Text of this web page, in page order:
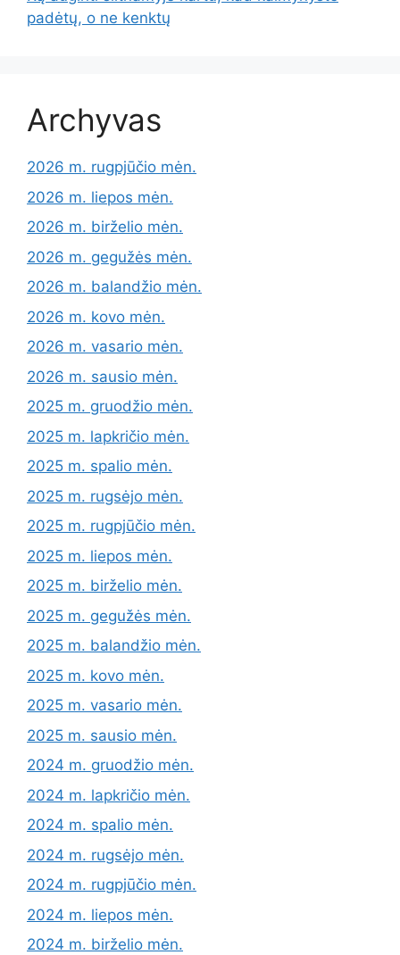
padėtų, o ne kenktų
Archyvas
2026 m. rugpjūčio mėn.
2026 m. liepos mėn.
2026 m. birželio mėn.
2026 m. gegužės mėn.
2026 m. balandžio mėn.
2026 m. kovo mėn.
2026 m. vasario mėn.
2026 m. sausio mėn.
2025 m. gruodžio mėn.
2025 m. lapkričio mėn.
2025 m. spalio mėn.
2025 m. rugsėjo mėn.
2025 m. rugpjūčio mėn.
2025 m. liepos mėn.
2025 m. birželio mėn.
2025 m. gegužės mėn.
2025 m. balandžio mėn.
2025 m. kovo mėn.
2025 m. vasario mėn.
2025 m. sausio mėn.
2024 m. gruodžio mėn.
2024 m. lapkričio mėn.
2024 m. spalio mėn.
2024 m. rugsėjo mėn.
2024 m. rugpjūčio mėn.
2024 m. liepos mėn.
2024 m. birželio mėn.